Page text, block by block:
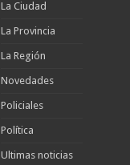
La Ciudad
La Provincia
La Región
Novedades
Policiales
Política
Ultimas noticias